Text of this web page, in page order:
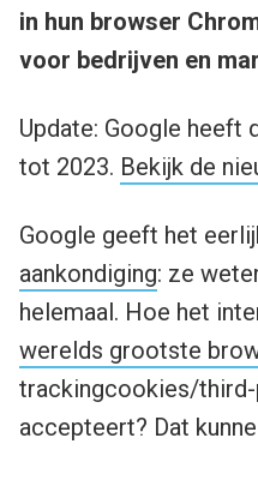
in hun browser
voor bedrijven en
Update: Google heeft
tot 2023. Bekijk de
Google geeft het
aankondiging: ze
helemaal. Hoe het
werelds grootste
trackingcookies/
accepteert? Dat